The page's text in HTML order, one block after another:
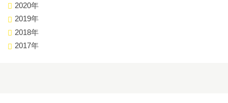
2020年
2019年
2018年
2017年